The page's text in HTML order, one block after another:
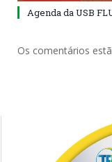
Agenda da USB
Os comentários